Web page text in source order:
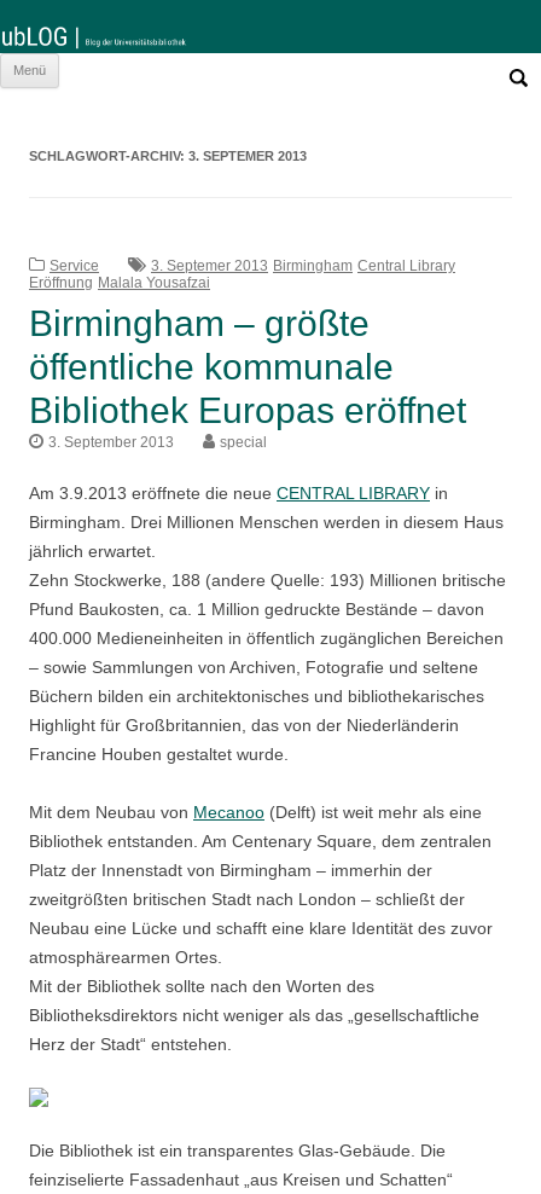
Menü
nach:
SCHLAGWORT-ARCHIV: 3. SEPTEMER 2013
Service 3. Septemer 2013 Birmingham Central Library
Eröffnung Malala Yousafzai
Birmingham – größte
öffentliche kommunale
Bibliothek Europas eröffnet
3. September 2013 special
Am 3.9.2013 eröffnete die neue CENTRAL LIBRARY in
Birmingham. Drei Millionen Menschen werden in diesem Haus
jährlich erwartet.
Zehn Stockwerke, 188 (andere Quelle: 193) Millionen britische
Pfund Baukosten, ca. 1 Million gedruckte Bestände – davon
400.000 Medieneinheiten in öffentlich zugänglichen Bereichen
– sowie Sammlungen von Archiven, Fotografie und seltene
Büchern bilden ein architektonisches und bibliothekarisches
Highlight für Großbritannien, das von der Niederländerin
Francine Houben gestaltet wurde.
Mit dem Neubau von Mecanoo (Delft) ist weit mehr als eine
Bibliothek entstanden. Am Centenary Square, dem zentralen
Platz der Innenstadt von Birmingham – immerhin der
zweitgrößten britischen Stadt nach London – schließt der
Neubau eine Lücke und schafft eine klare Identität des zuvor
atmosphärearmen Ortes.
Mit der Bibliothek sollte nach den Worten des
Bibliotheksdirektors nicht weniger als das „gesellschaftliche
Herz der Stadt“ entstehen.
Die Bibliothek ist ein transparentes Glas-Gebäude. Die
feinziselierte Fassadenhaut „aus Kreisen und Schatten“